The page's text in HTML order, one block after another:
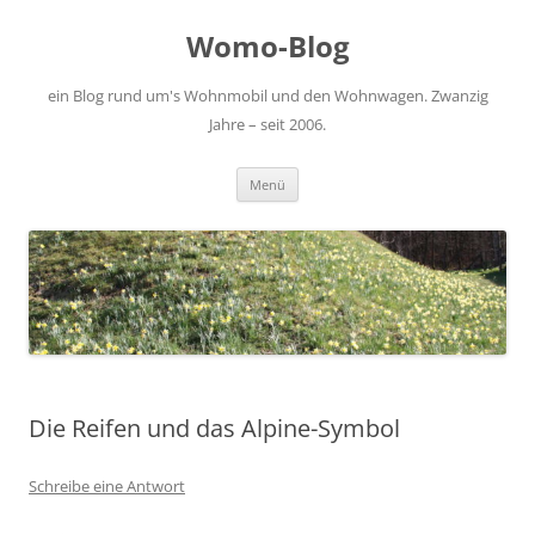
Womo-Blog
ein Blog rund um's Wohnmobil und den Wohnwagen. Zwanzig
Jahre – seit 2006.
Menü
Die Reifen und das Alpine-Symbol
Schreibe eine Antwort